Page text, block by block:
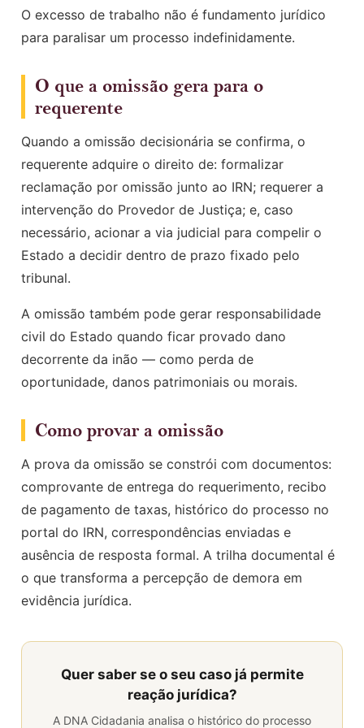
O excesso de trabalho não é fundamento jurídico
para paralisar um processo indefinidamente.
O que a omissão gera para o
requerente
Quando a omissão decisionária se confirma, o
requerente adquire o direito de: formalizar
reclamação por omissão junto ao IRN; requerer a
intervenção do Provedor de Justiça; e, caso
necessário, acionar a via judicial para compelir o
Estado a decidir dentro de prazo fixado pelo
tribunal.
A omissão também pode gerar responsabilidade
civil do Estado quando ficar provado dano
decorrente da inão — como perda de
oportunidade, danos patrimoniais ou morais.
Como provar a omissão
A prova da omissão se constrói com documentos:
comprovante de entrega do requerimento, recibo
de pagamento de taxas, histórico do processo no
portal do IRN, correspondências enviadas e
ausência de resposta formal. A trilha documental é
o que transforma a percepção de demora em
evidência jurídica.
Quer saber se o seu caso já permite
reação jurídica?
A DNA Cidadania analisa o histórico do processo